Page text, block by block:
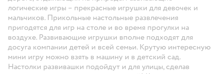
логические игры – прекрасные игрушки для девочек и
мальчиков. Прикольные настольные развлечения
пригодятся для игр на столе и во время прогулки на
воздухе. Развивающие игрушки вполне подходят для
досуга компании детей и всей семьи. Крутую интересную
мини игру можно взять в машину и в детский сад.
Настолки развивашки подойдут и для улицы, сделав